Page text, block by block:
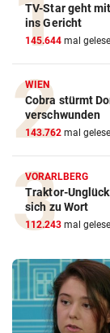
TV-Star geht
ins Gericht
145.644 mal
WIEN
Cobra stürmt
verschwunden
143.762 mal
VORARLBERG
Traktor-
sich zu Wort
112.243 mal